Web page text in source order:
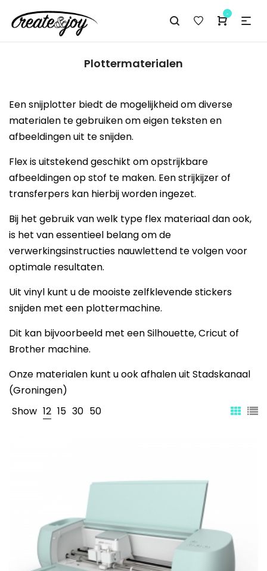
-
Plottermaterialen
Een snijplotter biedt de mogelijkheid om diverse
materialen te gebruiken om eigen teksten en
afbeeldingen uit te snijden.
Flex is uitstekend geschikt om opstrijkbare
afbeeldingen op stof te maken. Een strijkijzer of
transferpers kan hierbij worden ingezet.
Bij het gebruik van welk type flex materiaal dan ook,
is het van essentieel belang om de
verwerkingsinstructies nauwlettend te volgen voor
optimale resultaten.
Uit vinyl kunt u de mooiste zelfklevende stickers
snijden met een plottermachine.
Dit kan bijvoorbeeld met een Silhouette, Cricut of
Brother machine.
Onze materialen kunt u ook afhalen uit Stadskanaal
(Groningen)
Show 12 15 30 50